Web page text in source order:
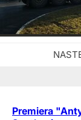
Premiera